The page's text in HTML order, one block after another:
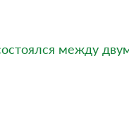
между